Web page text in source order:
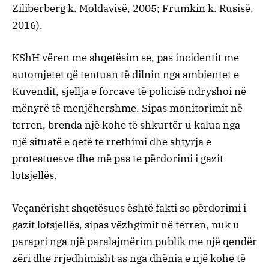
Ziliberberg k. Moldavisë, 2005; Frumkin k. Rusisë,
2016).
KShH vëren me shqetësim se, pas incidentit me
automjetet që tentuan të dilnin nga ambientet e
Kuvendit, sjellja e forcave të policisë ndryshoi në
mënyrë të menjëhershme. Sipas monitorimit në
terren, brenda një kohe të shkurtër u kalua nga
një situatë e qetë te rrethimi dhe shtyrja e
protestuesve dhe më pas te përdorimi i gazit
lotsjellës.
Veçanërisht shqetësues është fakti se përdorimi i
gazit lotsjellës, sipas vëzhgimit në terren, nuk u
parapri nga një paralajmërim publik me një qendër
zëri dhe rrjedhimisht as nga dhënia e një kohe të